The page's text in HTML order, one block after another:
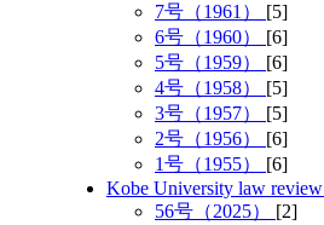
7号（1961） [5]
6号（1960） [6]
5号（1959） [6]
4号（1958） [5]
3号（1957） [5]
2号（1956） [6]
1号（1955） [6]
Kobe University law review
56号（2025） [2]